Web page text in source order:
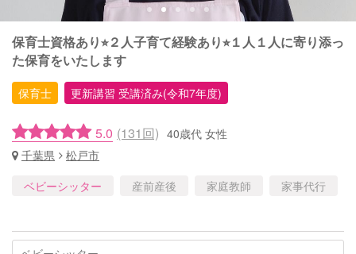
保育士資格あり⭐︎２人子育て経験あり⭐︎１人１人に寄り添っ
た保育をいたします
保育士 更新講習 受講済み(令和7年度)
5.0 (131回) 40歳代 女性
千葉県
松戸市
ベビーシッター
産前産後 家庭教師 家事代行